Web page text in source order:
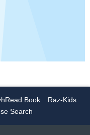
Book
Raz-Kids
Search